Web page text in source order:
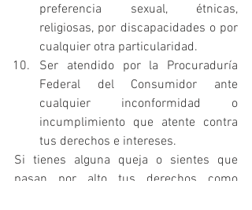
preferencia sexual, étnicas,
religiosas, por discapacidades o por
cualquier otra particularidad.
Ser atendido por la Procuraduría
Federal del Consumidor ante
cualquier inconformidad o
incumplimiento que atente contra
tus derechos e intereses.
Si tienes alguna queja o sientes que
pasan por alto tus derechos como